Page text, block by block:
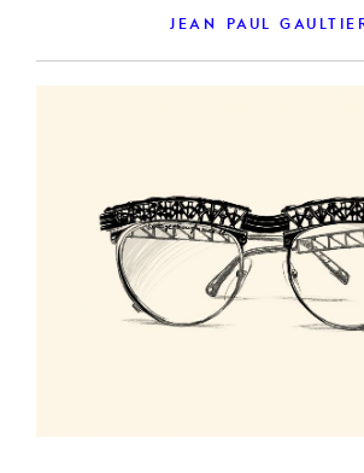
JEAN PAUL